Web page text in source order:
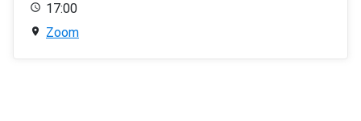
17:00
Zoom